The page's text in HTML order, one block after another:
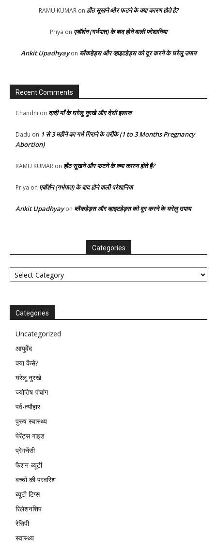
RAMU KUMAR on होंठ सूखने और फटने के क्या कारण होते है?
Priya on एबॉर्शन (गर्भपात) के बाद होने वाली परेशानिया
Ankit Upadhyayon ब्लैकहेड्स और व्हाइटहेड्स को दूर करने के घरेलु उपाय
Recent Comments
Chandni on दादी माँ के घरेलु नुस्खे और देसी इलाज
Dadu on 1 से 3 महीने का गर्भ गिराने के तरीके (1 to 3 Months Pregnancy
Abortion)
RAMU KUMAR on होंठ सूखने और फटने के क्या कारण होते है?
Priya on एबॉर्शन (गर्भपात) के बाद होने वाली परेशानिया
Ankit Upadhyayon ब्लैकहेड्स और व्हाइटहेड्स को दूर करने के घरेलु उपाय
Categories
Categories
Categories
Uncategorized
आयुर्वेद
क्या कैसे?
घरेलू नुस्खे
ज्योतिष-पंचांग
पर्व-त्यौहार
पुरुष स्वास्थ्य
पेरेंट्स गाइड
प्रेगनेंसी
फैशन-ब्यूटी
बच्चों की परवरिश
ब्यूटी टिप्स
रिलेशनशिप
रेसिपी
स्वास्थ्य